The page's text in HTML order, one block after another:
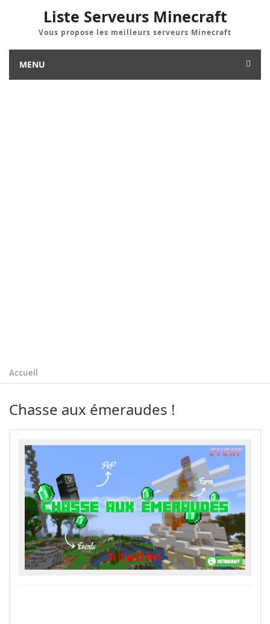
Liste Serveurs Minecraft
Vous propose les meilleurs serveurs Minecraft
MENU
Accueil
Chasse aux émeraudes !